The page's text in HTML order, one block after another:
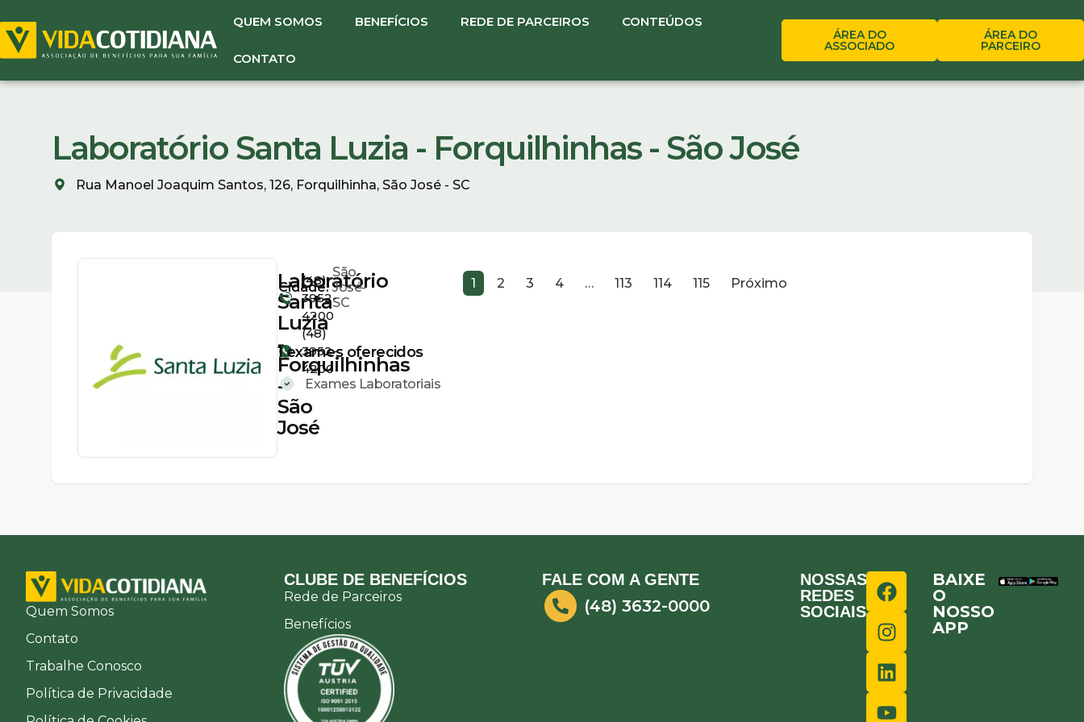
QUEM SOMOS BENEFÍCIOS REDE DE PARCEIROS CONTEÚDOS
CONTATO
ÁREA DO
ASSOCIADO
ÁREA DO
PARCEIRO
Laboratório Santa Luzia - Forquilhinhas - São José
Rua Manoel Joaquim Santos, 126, Forquilhinha, São José - SC
Laboratório
Santa
Luzia
-
Forquilhinhas
-
São
José
Cidade:
São
José-
SC
(48)
3952-
4200
(48)
3952-
4200
1 2 3 4 … 113 114 115 Próximo
1exames oferecidos
Exames Laboratoriais
Quem Somos
Contato
Trabalhe Conosco
Política de Privacidade
CLUBE DE BENEFÍCIOS
Rede de Parceiros
Benefícios
FALE COM A GENTE
(48) 3632-0000
NOSSAS
REDES
SOCIAIS
BAIXE
O
NOSSO
APP